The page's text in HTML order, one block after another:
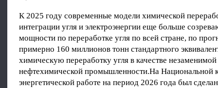
К 2025 году современные модели химической
интеграции угля и электроэнергии еще больше
мощности по переработке угля по всей стране, по
примерно 160 миллионов тонн стандартного
химическую переработку угля в качестве
нефтехимической промышленности.На Национальной
энергетической работе на период 2026 года был